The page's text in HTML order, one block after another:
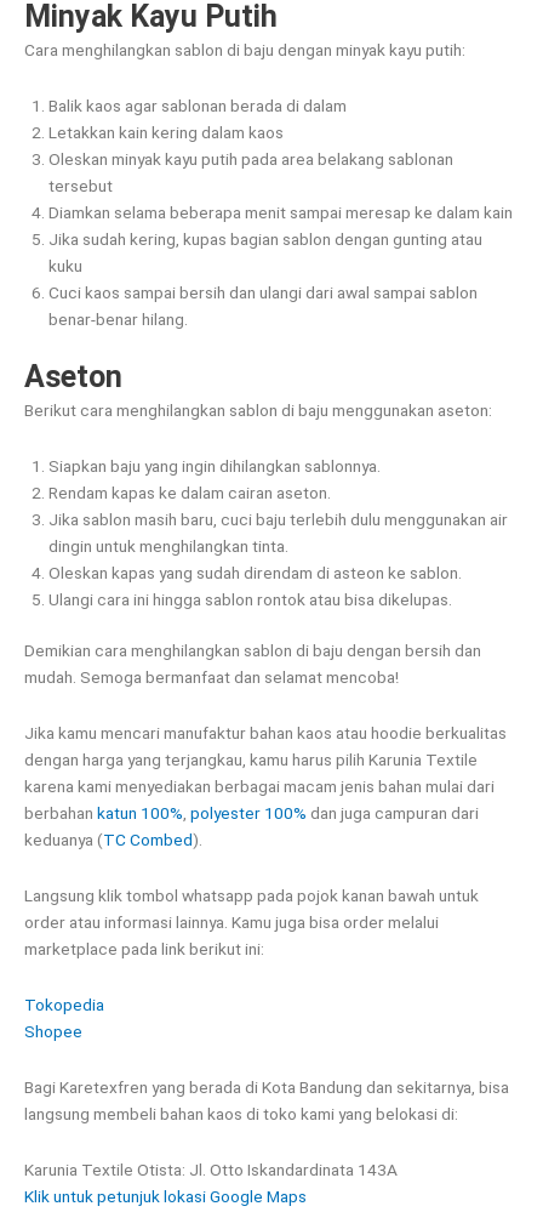
Minyak Kayu Putih
Cara menghilangkan sablon di baju dengan minyak kayu putih:
Balik kaos agar sablonan berada di dalam
Letakkan kain kering dalam kaos
Oleskan minyak kayu putih pada area belakang sablonan
tersebut
Diamkan selama beberapa menit sampai meresap ke dalam kain
Jika sudah kering, kupas bagian sablon dengan gunting atau
kuku
Cuci kaos sampai bersih dan ulangi dari awal sampai sablon
benar-benar hilang.
Aseton
Berikut cara menghilangkan sablon di baju menggunakan aseton:
Siapkan baju yang ingin dihilangkan sablonnya.
Rendam kapas ke dalam cairan aseton.
Jika sablon masih baru, cuci baju terlebih dulu menggunakan air
dingin untuk menghilangkan tinta.
Oleskan kapas yang sudah direndam di asteon ke sablon.
Ulangi cara ini hingga sablon rontok atau bisa dikelupas.
Demikian cara menghilangkan sablon di baju dengan bersih dan
mudah. Semoga bermanfaat dan selamat mencoba!
Jika kamu mencari manufaktur bahan kaos atau hoodie berkualitas
dengan harga yang terjangkau, kamu harus pilih Karunia Textile
karena kami menyediakan berbagai macam jenis bahan mulai dari
berbahan katun 100% polyester 100% dan juga campuran dari
keduanya (TC Combed).
Langsung klik tombol whatsapp pada pojok kanan bawah untuk
order atau informasi lainnya. Kamu juga bisa order melalui
marketplace pada link berikut ini:
Tokopedia
Shopee
Bagi Karetexfren yang berada di Kota Bandung dan sekitarnya, bisa
langsung membeli bahan kaos di toko kami yang belokasi di:
Karunia Textile Otista: Jl. Otto Iskandardinata 143A
Klik untuk petunjuk lokasi Google Maps